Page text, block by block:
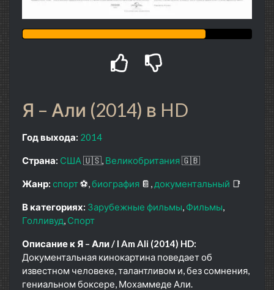
Я – Али (2014) в HD
Год выхода: 2014
Страна: США 🇺🇸 Великобритания🇬🇧
Жанр: спорт⚽ биография 📔 документальный 📑
В категориях: Зарубежные фильмы Фильмы
Голливуд Спорт
Описание к Я – Али / I Am Ali (2014) HD:
Документальная кинокартина поведает об
известном человеке, талантливом и, без сомнения,
гениальном боксере, Мохаммеде Али.